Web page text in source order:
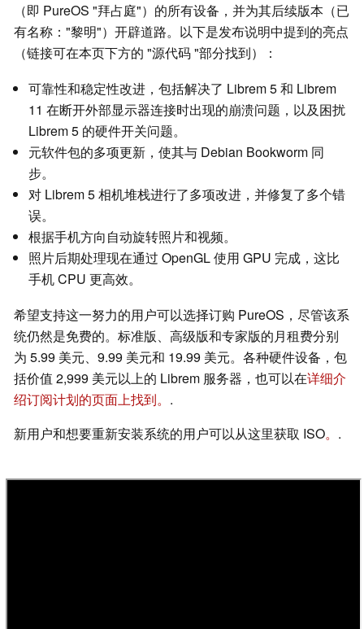
（即 PureOS "拜占庭"）的所有设备，并为其后续版本（已
有名称："黎明"）开辟道路。以下是发布说明中提到的亮点
（链接可在本页下方的 "源代码 "部分找到）：
可靠性和稳定性改进，包括解决了 Librem 5 和 Librem
11 在断开外部显示器连接时出现的崩溃问题，以及困扰
Librem 5 的硬件开关问题。
元软件包的多项更新，使其与 Debian Bookworm 同
步。
对 Librem 5 相机堆栈进行了多项改进，并修复了多个错
误。
根据手机方向自动旋转照片和视频。
照片后期处理现在通过 OpenGL 使用 GPU 完成，这比
手机 CPU 更高效。
希望支持这一努力的用户可以选择订购 PureOS，尽管该系
统仍然是免费的。标准版、高级版和专家版的月租费分别
为 5.99 美元、9.99 美元和 19.99 美元。各种硬件设备，包
括价值 2,999 美元以上的 Librem 服务器，也可以在详细介
绍订阅计划的页面上找到。 .
新用户和想要重新安装系统的用户可以从这里获取 ISO。 .